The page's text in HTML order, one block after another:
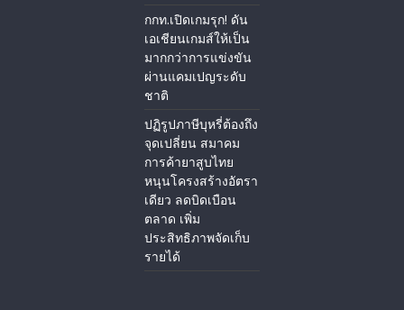
กกท.เปิดเกมรุก! ดัน
เอเชียนเกมส์ให้เป็น
มากกว่าการแข่งขัน
ผ่านแคมเปญระดับ
ชาติ
ปฏิรูปภาษีบุหรี่ต้องถึง
จุดเปลี่ยน สมาคม
การค้ายาสูบไทย
หนุนโครงสร้างอัตรา
เดียว ลดบิดเบือน
ตลาด เพิ่ม
ประสิทธิภาพจัดเก็บ
รายได้